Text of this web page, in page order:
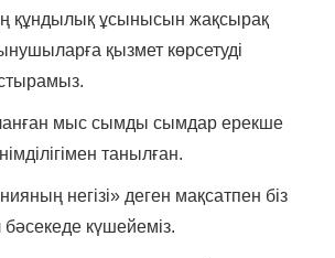
құндылық ұсынысын жақсырақ
қызмет көрсетуді
мыс сымды сымдар ерекше
танылған.
негізі» деген мақсатпен біз
күшейеміз.